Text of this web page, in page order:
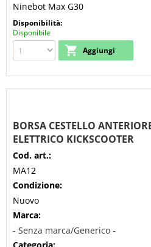
Ninebot Max G30
Disponibilità:
Disponibile
BORSA CESTELLO
ELETTRICO KICKSCOOTER
Cod. art.:
MA12
Condizione:
Nuovo
Marca:
- Senza marca/Generico -